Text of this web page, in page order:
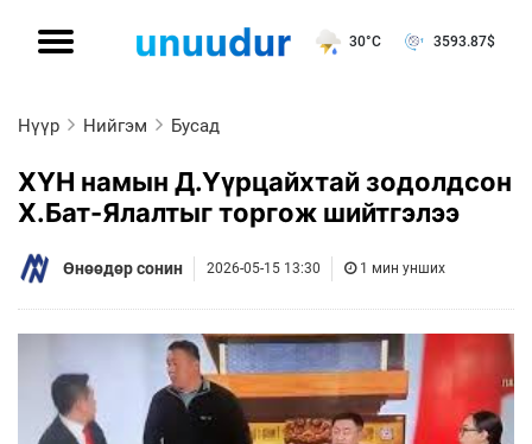
30°C 3593.87$
Нүүр Нийгэм Бусад
ХҮН намын Д.Үүрцайхтай зодолдсон
Х.Бат-Ялалтыг торгож шийтгэлээ
Өнөөдөр сонин 2026-05-15 13:30 1 мин унших